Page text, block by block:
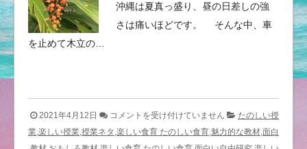
沖縄は夏真っ盛り、昼の日差しの強
さは痛いほどです。 そんな中、車
を止めて木立の…
2021年4月12日
植
物
コメントを受け付けていません
たのしい授
業,楽しい授業,授業ネタ,楽しい食育 たのしい食育,魅力的な教材,面白